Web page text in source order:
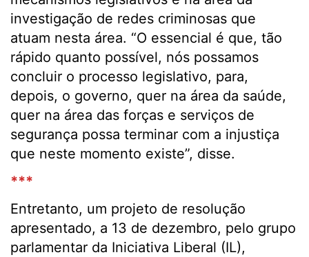
investigação de redes criminosas que
atuam nesta área. “O essencial é que, tão
rápido quanto possível, nós possamos
concluir o processo legislativo, para,
depois, o governo, quer na área da saúde,
quer na área das forças e serviços de
segurança possa terminar com a injustiça
que neste momento existe”, disse.
***
Entretanto, um projeto de resolução
apresentado, a 13 de dezembro, pelo grupo
parlamentar da Iniciativa Liberal (IL),